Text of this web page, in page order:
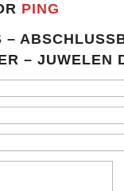
PING
–
– JUWELEN